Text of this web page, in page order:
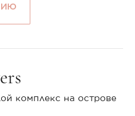
комплекс на острове